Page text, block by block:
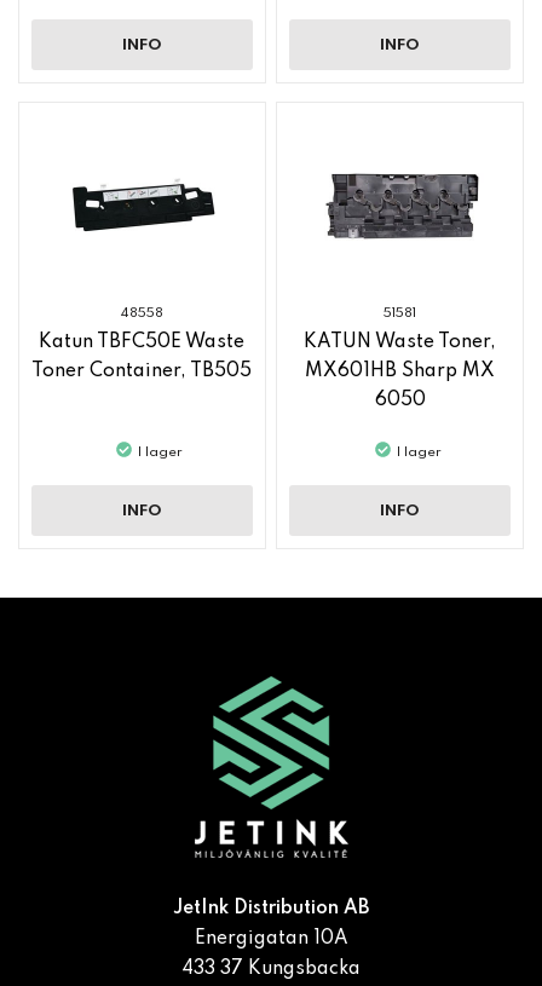
INFO INFO
48558
Katun TBFC50E Waste
Toner Container, TB505
I lager
INFO
51581
KATUN Waste Toner,
MX601HB Sharp MX
6050
I lager
INFO
JetInk Distribution AB
Energigatan 10A
433 37 Kungsbacka